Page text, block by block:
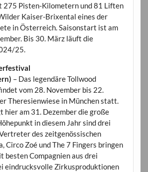
275 Pisten-Kilometern und 81 Liften
Kaiser-Brixental eines der
in Österreich. Saisonstart ist am
Bis 30. März läuft die
25.
– Das legendäre Tollwood
vom 28. November bis 22.
Theresienwiese in München statt.
hier am 31. Dezember die große
in diesem Jahr sind drei
des zeitgenössischen
Circo Zoé und The 7 Fingers bringen
besten Compagnien aus drei
eindrucksvolle Zirkusproduktionen